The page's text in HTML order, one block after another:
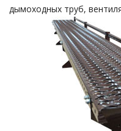
дымоходных труб,